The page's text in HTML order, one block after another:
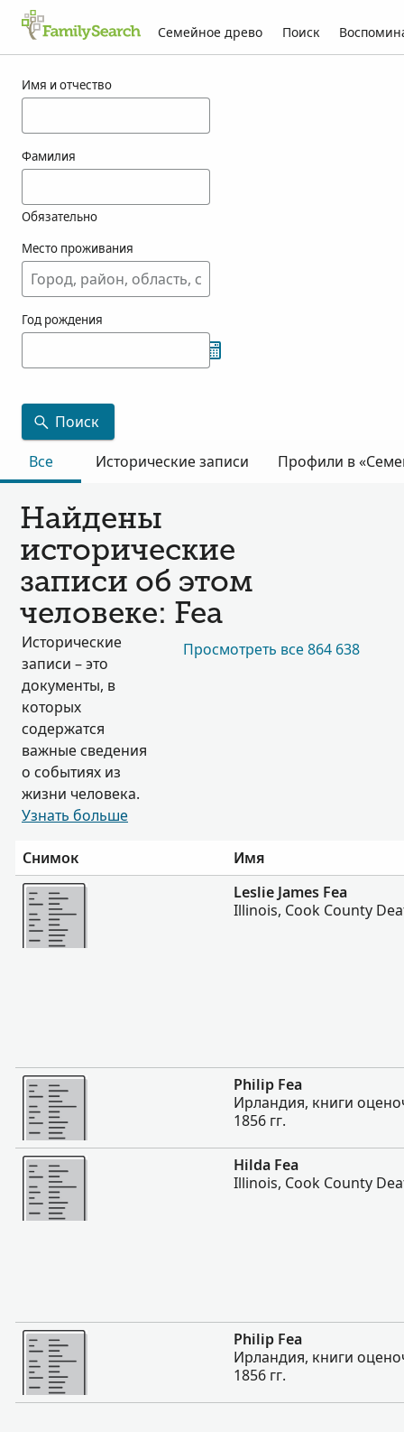
Семейное древо Поиск
Имя и отчество
Фамилия
Обязательно
Место проживания
Год рождения
Поиск
Все
Исторические записи Профили в
Найдены
исторические
записи об этом
человеке: Fea
Исторические
записи – это
документы, в
которых
содержатся
важные сведения
о событиях из
жизни человека.
Узнать больше
Просмотреть все 864 638
Снимок
Имя
Больше
Leslie James Fea
Illinois, Cook County
Больше
Philip Fea
Ирландия, книги
1856 гг.
Больше
Hilda Fea
Illinois, Cook County
Больше
Philip Fea
Ирландия, книги
1856 гг.